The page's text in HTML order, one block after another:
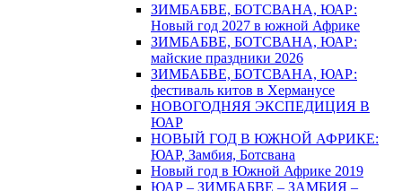
ЗИМБАБВЕ, БОТСВАНА, ЮАР:
Новый год 2027 в южной Африке
ЗИМБАБВЕ, БОТСВАНА, ЮАР:
майские праздники 2026
ЗИМБАБВЕ, БОТСВАНА, ЮАР:
фестиваль китов в Херманусе
НОВОГОДНЯЯ ЭКСПЕДИЦИЯ В
ЮАР
НОВЫЙ ГОД В ЮЖНОЙ АФРИКЕ:
ЮАР, Замбия, Ботсвана
Новый год в Южной Африке 2019
ЮАР – ЗИМБАБВЕ – ЗАМБИЯ –